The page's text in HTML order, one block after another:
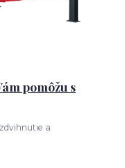
pomôžu s
a